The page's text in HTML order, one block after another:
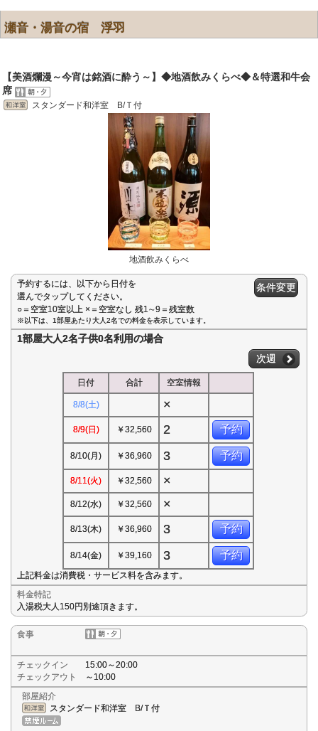
瀬音・湯音の宿 浮羽
【美酒爛漫～今宵は銘酒に酔う～】◆地酒飲みくらべ◆＆特選和牛会
席
スタンダード和洋室 B/Ｔ付
地酒飲みくらべ
予約するには、以下から日付を
選んでタップしてください。
○＝空室10室以上 ×＝空室なし 残1∼9＝残室数
条件変更
※以下は、1部屋あたり大人2名での料金を表示しています。
1部屋大人2名子供0名利用の場合
次週
日付 合計 空室情報
8/8(土) ×
8/9(日) ￥32,560 2 予約
8/10(月) ￥36,960 3 予約
8/11(火) ￥32,560 ×
8/12(水) ￥32,560 ×
8/13(木) ￥36,960 3 予約
8/14(金) ￥39,160 3 予約
上記料金は消費税・サービス料を含みます。
料金特記
入湯税大人150円別途頂きます。
食事
チェックイン
15:00～20:00
チェックアウト
～10:00
部屋紹介
スタンダード和洋室 B/Ｔ付